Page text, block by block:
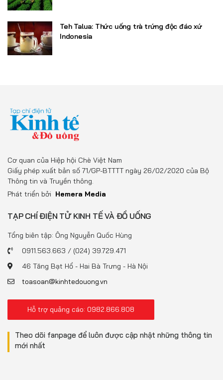
Teh Talua: Thức uống trà trứng độc đáo xứ
Indonesia
Cơ quan của Hiệp hội Chè Việt Nam
Giấy phép xuất bản số 71/GP-BTTTT ngày 26/02/2020 của Bộ
Thông tin và Truyền thông.
Phát triển bởi Hemera Media
TẠP CHÍ ĐIỆN TỬ KINH TẾ VÀ ĐỒ UỐNG
Tổng biên tập: Ông Nguyễn Quốc Hùng
0911.563.663 / (024) 39.729.471
46 Tăng Bạt Hổ - Hai Bà Trưng - Hà Nội
toasoan@kinhtedouong.vn
Hỗ trợ quảng cáo: 0982.866.808
Theo dõi fanpage để luôn được cập nhật những thông tin
mới nhất